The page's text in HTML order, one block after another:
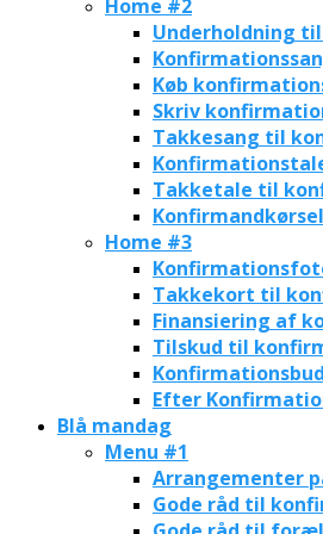
Home #2
Underholdning
Køb
Skriv
Takkesang til
Takketale til
Konfirmandkørsel
Home #3
Takkekort til
Finansiering af
Tilskud til
Efter
Blå mandag
Menu #1
Arrangementer
Gode råd til